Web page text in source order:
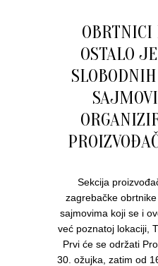
OBRTNICI
OSTALO
Sekcija
zagrebačke
sajmovima koji se i
već poznatoj lokaciji,
Prvi će se održati
30. ožujka, zatim od